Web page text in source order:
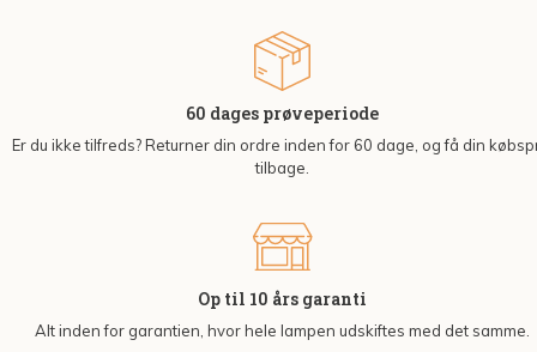
60 dages prøveperiode
Er du ikke tilfreds? Returner din ordre inden for 60 dage, og få din
tilbage.
Op til 10 års garanti
Alt inden for garantien, hvor hele lampen udskiftes med det samme.